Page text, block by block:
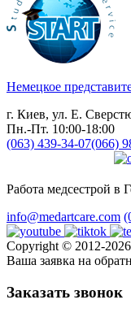
Немецкое
г. Киев, ул. Е.
Пн.-Пт. 10:00-18:00
(063) 439-34-07(066)
Работа медсестрой в
info@medartcare.com
Copyright © 2012-
Ваша заявка на
Заказать звонок